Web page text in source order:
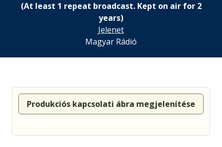
(At least 1 repeat broadcast. Kept on air for 2
years)
Jelenet
Magyar Rádió
Produkciós kapcsolati ábra megjelenítése